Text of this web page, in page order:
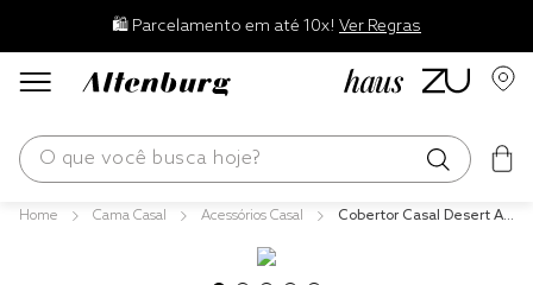
🛍️ Parcelamento em até 10x! Ver Regras
O que você busca hoje?
Cama Casal Acessórios Casal
Cobertor Casal Desert Alt